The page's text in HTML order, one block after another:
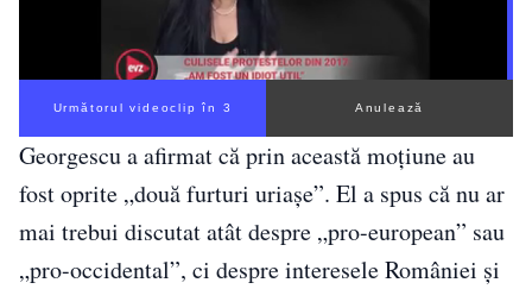
Următorul videoclip în 2 Anulează
Georgescu a afirmat că prin această moțiune au
fost oprite „două furturi uriașe”. El a spus că nu ar
mai trebui discutat atât despre „pro-european” sau
„pro-occidental”, ci despre interesele României și